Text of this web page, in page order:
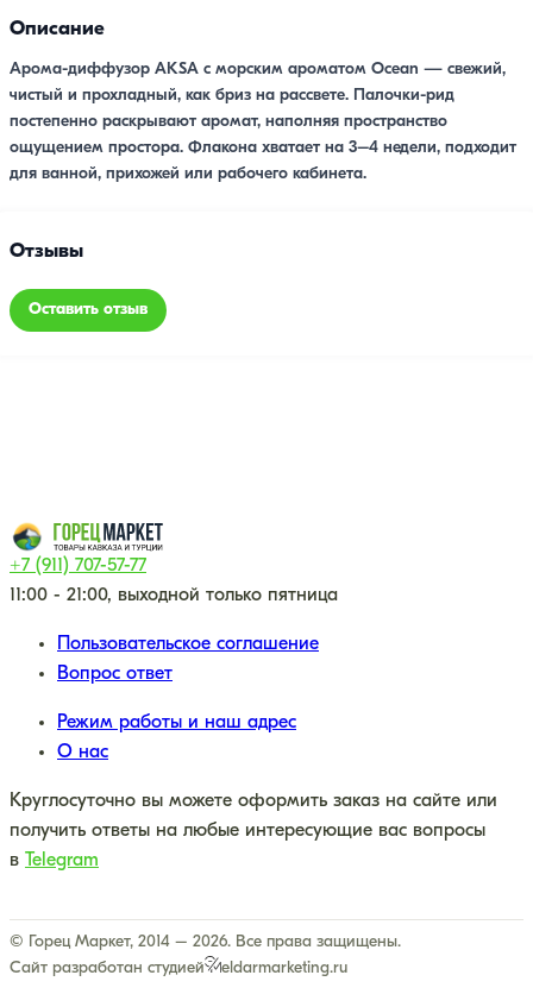
Описание
Арома-диффузор AKSA с морским ароматом Ocean — свежий,
чистый и прохладный, как бриз на рассвете. Палочки-рид
постепенно раскрывают аромат, наполняя пространство
ощущением простора. Флакона хватает на 3–4 недели, подходит
для ванной, прихожей или рабочего кабинета.
Отзывы
Оставить отзыв
+7 (911) 707-57-77
11:00 - 21:00, выходной только пятница
Пользовательское соглашение
Вопрос ответ
Режим работы и наш адрес
О нас
Круглосуточно вы можете оформить заказ на сайте или
получить ответы на любые интересующие вас вопросы
в
Telegram
© Горец Маркет, 2014 – 2026. Все права защищены.
Сайт разработан студией
eldarmarketing.ru